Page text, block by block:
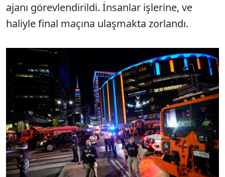
ajanı görevlendirildi. İnsanlar işlerine, ve
haliyle final maçına ulaşmakta zorlandı.